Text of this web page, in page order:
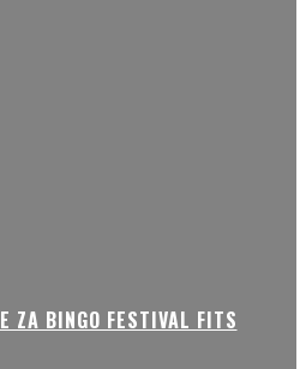
ZA BINGO FESTIVAL FITS